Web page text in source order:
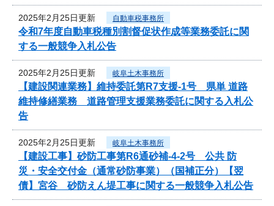
2025年2月25日更新 自動車税事務所
令和7年度自動車税種別割督促状作成等業務委託に関
する一般競争入札公告
2025年2月25日更新 岐阜土木事務所
【建設関連業務】維持委託第R7支援-1号 県単 道路
維持修繕業務 道路管理支援業務委託に関する入札公
告
2025年2月25日更新 岐阜土木事務所
【建設工事】砂防工事第R6通砂補-4-2号 公共 防
災・安全交付金（通常砂防事業）（国補正分）【翌
債】宮谷 砂防えん堤工事に関する一般競争入札公告